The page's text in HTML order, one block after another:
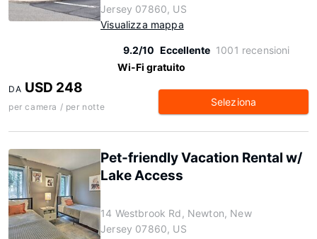
Jersey 07860, US
Visualizza mappa
9.2/10 Eccellente 1001 recensioni
Wi-Fi gratuito
DA USD 248
per camera / per notte Seleziona
Pet-friendly Vacation Rental w/
Lake Access
14 Westbrook Rd, Newton, New
Jersey 07860, US